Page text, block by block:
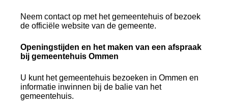
Neem contact op met het gemeentehuis of bezoek
de officiële website van de gemeente.
Openingstijden en het maken van een afspraak
bij gemeentehuis Ommen
U kunt het gemeentehuis bezoeken in Ommen en
informatie inwinnen bij de balie van het
gemeentehuis.